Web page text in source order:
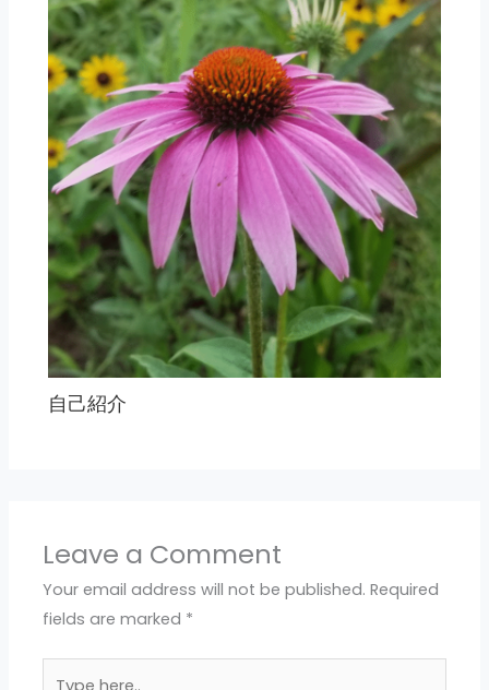
自己紹介
Your email address will not be published.
fields are marked*